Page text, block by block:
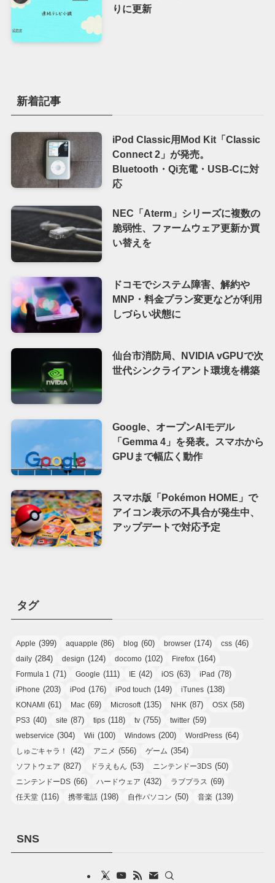
りに更新
新着記事
iPod Classic用Mod Kit「Classic
Connect 2」が発売。
Bluetooth・Qi充電・USB-Cに対
応
NEC「Aterm」シリーズに複数の
脆弱性、ファームウェア更新か買
い替えを
ドコモでシステム障害、解約や
MNP・料金プラン変更などが利用
しづらい状態に
仙台市消防局、NVIDIA vGPUで次
世代シンクライアント環境を構築
Google、オープンAIモデル
「Gemma 4」を発表。スマホから
GPUまで幅広く動作
スマホ版「Pokémon HOME」で
アイコン表示の不具合が発生中、
アップデートで対応予定
タグ
Apple (399) aquapple (86) blog (60) browser (174) css (46)
daily (284) design (124) docomo (102) Firefox (164)
Formula 1 (71) Google (111) IE (42) iOS (63) iPad (78)
iPhone (203) iPod (176) iPod touch (149) iTunes (138)
KONAMI (61) Mac (69) Microsoft(135) NHK (87) OSX (58)
PS3 (40) site (87) tips (118) tv (755) twitter (59)
webservice (304) Wii (100) Windows (200) WordPress (64)
しゅごキャラ！ (42) アニメ (556) ゲーム (354)
ソフトウェア (827) ドラえもん (53) ニンテンドー3DS (50)
ニンテンドーDS (66) ハードウェア (432) ラブプラス (69)
任天堂 (116) 携帯電話 (198) 自作パソコン (50) 音楽 (139)
SNS